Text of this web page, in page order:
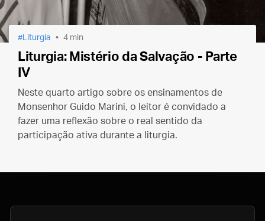
Liturgia 4 min
Liturgia: Mistério da Salvação - Parte
IV
Neste quarto artigo sobre os ensinamentos de
Monsenhor Guido Marini, o leitor é convidado a
fazer uma reflexão sobre o real sentido da
participação ativa durante a liturgia.